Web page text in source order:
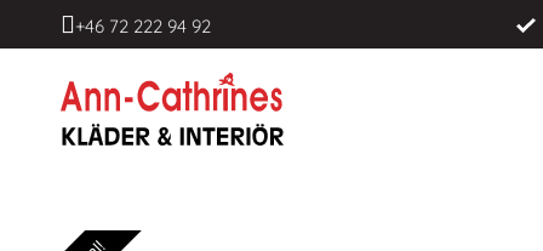
+46 72 222 94 92